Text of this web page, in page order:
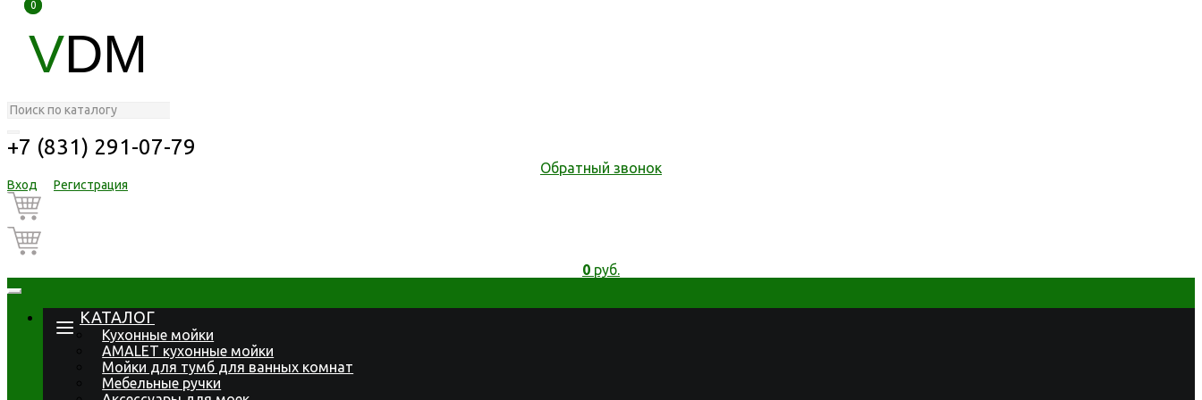
VDM
+7 (831) 291-07-79
Обратный звонок
Вход Регистрация
0
0
0 руб.
КАТАЛОГ
Кухонные мойки
AMALET кухонные мойки
Мойки для тумб для ванных комнат
Мебельные ручки